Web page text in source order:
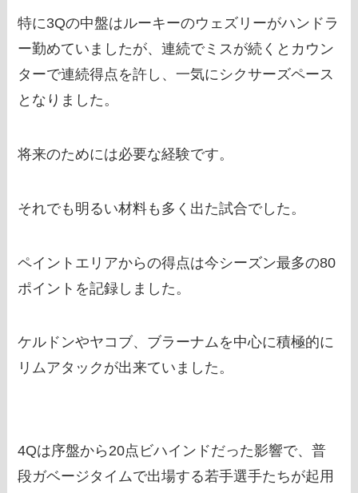
特に3Qの中盤はルーキーのウェズリーがハンドラ
ー勤めていましたが、連続でミスが続くとカウン
ターで連続得点を許し、一気にシクサーズペース
となりました。
将来のためには必要な経験です。
それでも明るい材料も多く出た試合でした。
ペイントエリアからの得点は今シーズン最多の80
ポイントを記録しました。
ケルドンやヤコブ、ブラーナムを中心に積極的に
リムアタックが出来ていました。
4Qは序盤から20点ビハインドだった影響で、普
段ガベージタイムで出場する若手選手たちが起用